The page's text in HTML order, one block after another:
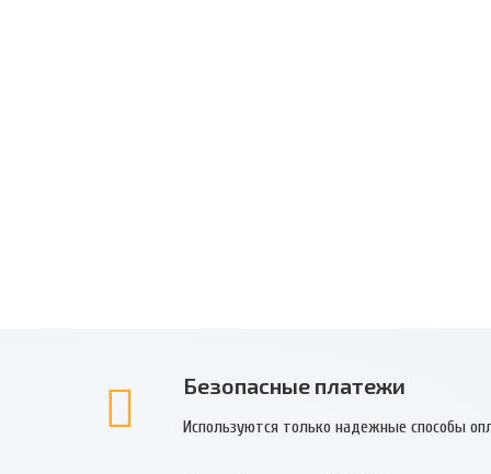
Безопасные платежи
Используются только надежные способы